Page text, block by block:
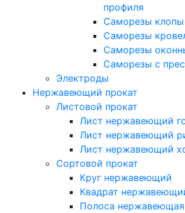
профиля
Саморезы клопы
Саморезы
Саморезы
Саморезы с
Электроды
Нержавеющий прокат
Листовой прокат
Лист нержавеющий
Лист нержавеющий
Лист нержавеющий
Сортовой прокат
Круг нержавеющий
Квадрат
Полоса нержавеющая